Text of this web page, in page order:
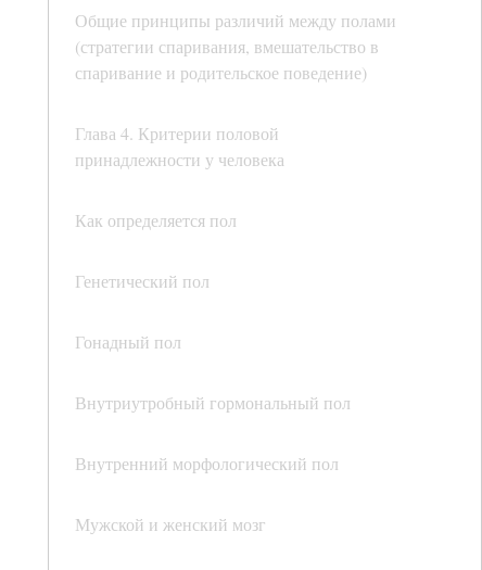
Общие принципы различий между полами
(стратегии спаривания, вмешательство в
спаривание и родительское поведение)
Глава 4. Критерии половой
принадлежности у человека
Как определяется пол
Генетический пол
Гонадный пол
Внутриутробный гормональный пол
Внутренний морфологический пол
Мужской и женский мозг